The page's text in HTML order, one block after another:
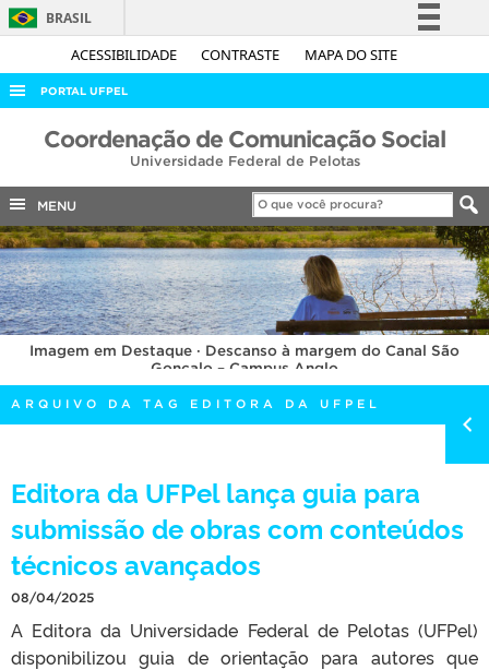
ACESSIBILIDADE CONTRASTE MAPA DO SITE
BRASIL
Simplifique!
Acesso à informação
Legislação
Canais
PORTAL UFPEL
ACESSO À INFORMAÇÃO
COBALTO
CONCURSOS
EDITAIS
INTERNACIONAL
OUVIDORIA
PORTARIAS
TELEFONES
Coordenação de Comunicação Social
Universidade Federal de Pelotas
MENU
Imagem em Destaque · Descanso à margem do Canal São
Gonçalo – Campus Anglo
ARQUIVO DA TAG EDITORA DA UFPEL
Editora da UFPel lança guia para
submissão de obras com conteúdos
técnicos avançados
08/04/2025
A Editora da Universidade Federal de Pelotas (UFPel)
disponibilizou guia de orientação para autores que